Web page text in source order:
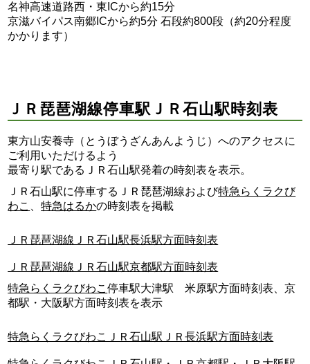
名神高速道路西・東ICから約15分
京滋バイパス南郷ICから約5分 石段約800段（約20分程度
かかります）
ＪＲ琵琶湖線停車駅ＪＲ石山駅時刻表
東方山安養寺（とうぼうざんあんようじ）へのアクセスに
ご利用いただけるよう
最寄り駅であるＪＲ石山駅発着の時刻表を表示。
ＪＲ石山駅に停車するＪＲ琵琶湖線および特急らくラクび
わこ
、特急はるかの時刻表を掲載
ＪＲ琵琶湖線ＪＲ石山駅長浜駅方面時刻表
ＪＲ琵琶湖線ＪＲ石山駅京都駅方面時刻表
特急らくラクびわこ停車駅大津駅 米原駅方面時刻表、京
都駅・大阪駅方面時刻表を表示
特急らくラクびわこＪＲ石山駅ＪＲ長浜駅方面時刻表